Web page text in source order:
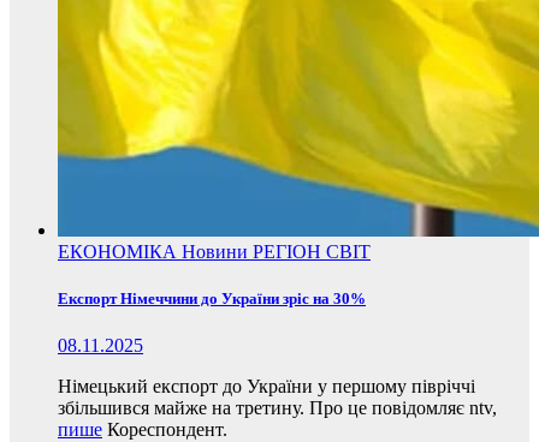
ЕКОНОМІКА Новини РЕГІОН СВІТ
Експорт Німеччини до України зріс на 30%
08.11.2025
Німецький експорт до України у першому півріччі
збільшився майже на третину. Про це повідомляє ntv,
пише Кореспондент.